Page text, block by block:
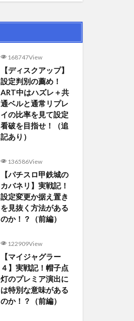
168747View
【ディスクアップ】
設定判別の薦め！
ART中はハズレ＋共
通ベルと通常リプレ
イの比率を見て設定
看破を目指せ！（追
記あり）
136586View
【パチスロ甲鉄城の
カバネリ】実戦記！
設定変更か据え置き
を見抜く方法がある
のか！？（前編）
122909View
【マイジャグラー
４】実戦記！帽子点
灯のプレミア演出に
は特別な意味がある
のか！？（前編）